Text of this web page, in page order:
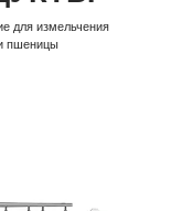
для измельчения
пшеницы